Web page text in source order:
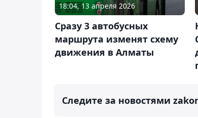
18:04, 13 апреля 2026
Сразу 3 автобусных
маршрута изменят схему
движения в Алматы
Следите за новостями